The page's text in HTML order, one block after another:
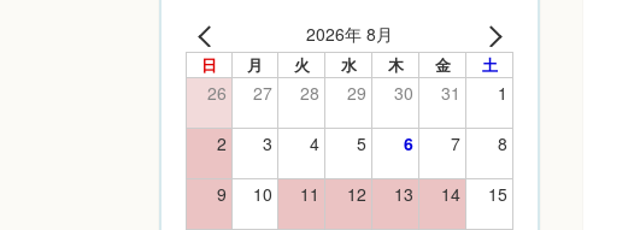
2026年 8月
日 月 火 水 木 金 土
26 27 28 29 30 31 1
2 3 4 5 6 7 8
9 10 11 12 13 14 15